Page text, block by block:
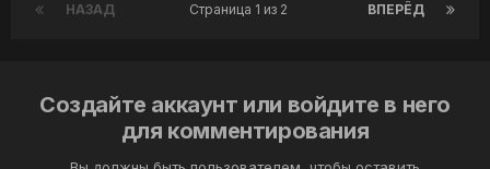
НАЗАД ВПЕРЁД
Страница 1 из 2
Создайте аккаунт или войдите в него
для комментирования